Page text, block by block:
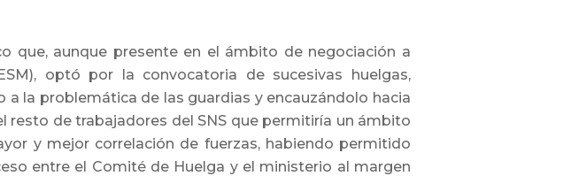
que, aunque presente en el ámbito de negociación a
optó por la convocatoria de sucesivas huelgas,
la problemática de las guardias y encauzándolo hacia
resto de trabajadores del SNS que permitiría un ámbito
y mejor correlación de fuerzas, habiendo permitido
entre el Comité de Huelga y el ministerio al margen